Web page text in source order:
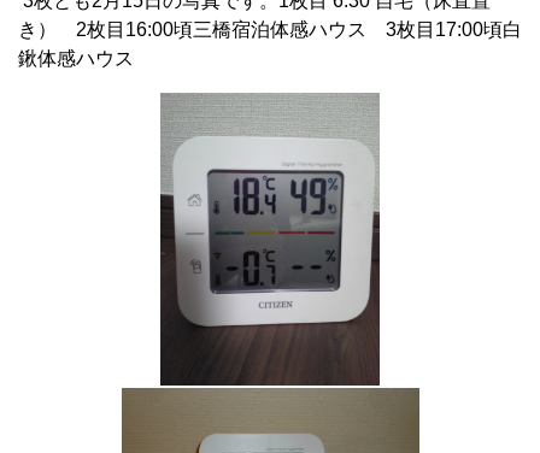
き） 2枚目16:00頃三橋宿泊体感ハウス 3枚目17:00頃白
鍬体感ハウス